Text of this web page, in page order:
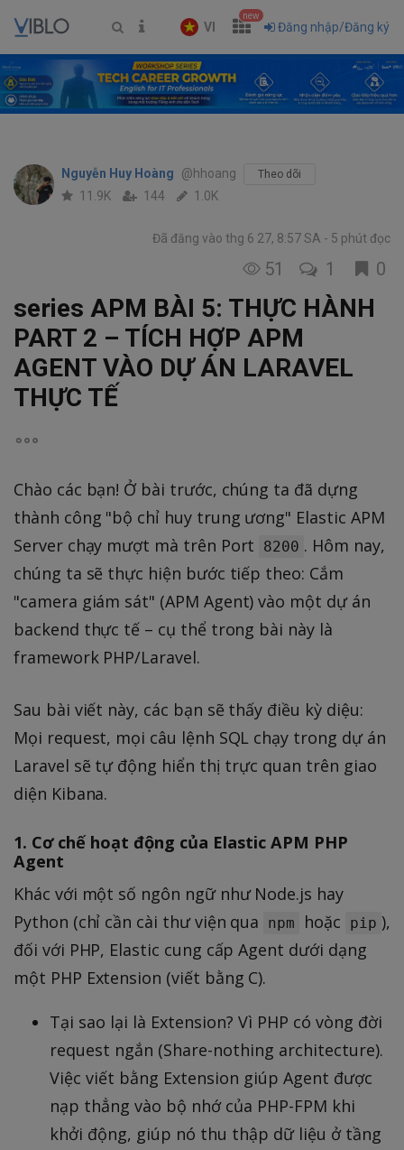
VI
new
Đăng nhập/Đăng ký
Nguyễn Huy Hoàng @hhoang Theo dõi
11.9K 144 1.0K
Đã đăng vào thg 6 27, 8:57 SA 5 phút đọc
51 1 0
series APM BÀI 5: THỰC HÀNH
PART 2 – TÍCH HỢP APM
AGENT VÀO DỰ ÁN LARAVEL
THỰC TẾ
Chào các bạn! Ở bài trước, chúng ta đã dựng
thành công "bộ chỉ huy trung ương" Elastic APM
Server chạy mượt mà trên Port
8200 . Hôm nay,
chúng ta sẽ thực hiện bước tiếp theo: Cắm
"camera giám sát" (APM Agent) vào một dự án
backend thực tế – cụ thể trong bài này là
framework PHP/Laravel.
Sau bài viết này, các bạn sẽ thấy điều kỳ diệu:
Mọi request, mọi câu lệnh SQL chạy trong dự án
Laravel sẽ tự động hiển thị trực quan trên giao
diện Kibana.
1. Cơ chế hoạt động của Elastic APM PHP
Agent
Khác với một số ngôn ngữ như Node.js hay
Python (chỉ cần cài thư viện qua
npm hoặc pip ),
đối với PHP, Elastic cung cấp Agent dưới dạng
một PHP Extension (viết bằng C).
Tại sao lại là Extension? Vì PHP có vòng đời
request ngắn (Share-nothing architecture).
Việc viết bằng Extension giúp Agent được
nạp thẳng vào bộ nhớ của PHP-FPM khi
khởi động, giúp nó thu thập dữ liệu ở tầng